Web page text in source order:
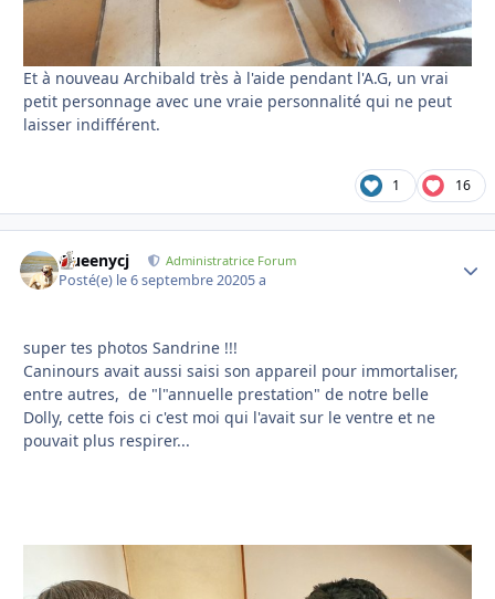
Et à nouveau Archibald très à l'aide pendant l'A.G, un vrai
petit personnage avec une vraie personnalité qui ne peut
laisser indifférent.
1 16
Queenycj Administratrice Forum
Posté(e) le 6 septembre 20205 a
super tes photos Sandrine !!!
Caninours avait aussi saisi son appareil pour immortaliser,
entre autres, de "l"annuelle prestation" de notre belle
Dolly, cette fois ci c'est moi qui l'avait sur le ventre et ne
pouvait plus respirer...